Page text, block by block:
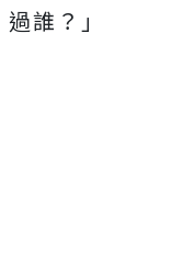
過誰？」